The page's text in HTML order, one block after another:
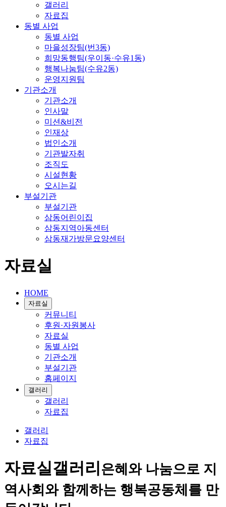
갤러리
자료집
동별 사업
동별 사업
마을성장팀(번3동)
희망동행팀(우이동·수유1동)
행복나눔팀(수유2동)
운영지원팀
기관소개
기관소개
인사말
미션&비전
인재상
법인소개
기관발자취
조직도
시설현황
오시는길
부설기관
부설기관
삼동어린이집
삼동지역아동센터
삼동재가방문요양센터
자료실
HOME
자료실
커뮤니티
후원·자원봉사
자료실
동별 사업
기관소개
부설기관
홈페이지
갤러리
갤러리
자료집
갤러리
자료집
자료실갤러리은혜와 나눔으로 지
역사회와 함께하는 행복공동체를 만